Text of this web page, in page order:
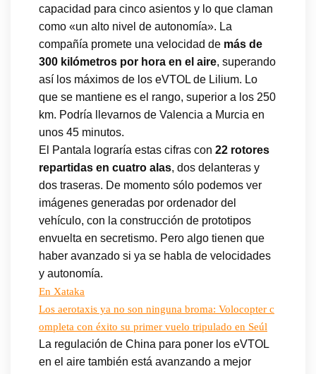
capacidad para cinco asientos y lo que claman
como «un alto nivel de autonomía». La
compañía promete una velocidad de más de
300 kilómetros por hora en el aire, superando
así los máximos de los eVTOL de Lilium. Lo
que se mantiene es el rango, superior a los 250
km. Podría llevarnos de Valencia a Murcia en
unos 45 minutos.
El Pantala lograría estas cifras con 22 rotores
repartidas en cuatro alas, dos delanteras y
dos traseras. De momento sólo podemos ver
imágenes generadas por ordenador del
vehículo, con la construcción de prototipos
envuelta en secretismo. Pero algo tienen que
haber avanzado si ya se habla de velocidades
y autonomía.
En Xataka
Los aerotaxis ya no son ninguna broma: Volocopter c
ompleta con éxito su primer vuelo tripulado en Seúl
La regulación de China para poner los eVTOL
en el aire también está avanzando a mejor